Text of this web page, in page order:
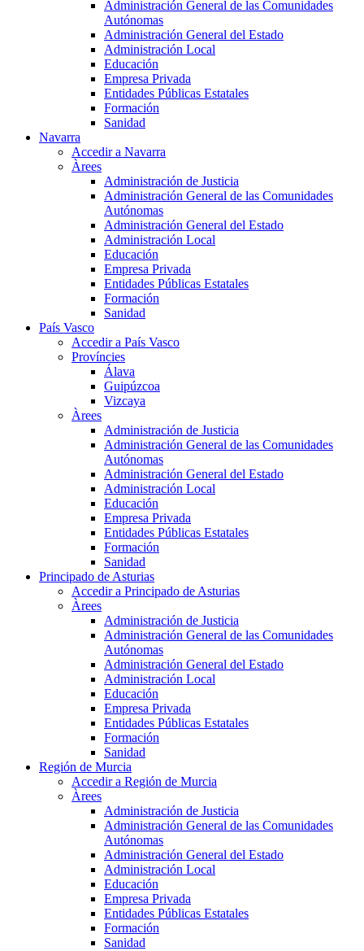
Administración General de las Comunidades
Autónomas
Administración General del Estado
Administración Local
Educación
Empresa Privada
Entidades Públicas Estatales
Formación
Sanidad
Navarra
Accedir a Navarra
Àrees
Administración de Justicia
Administración General de las Comunidades
Autónomas
Administración General del Estado
Administración Local
Educación
Empresa Privada
Entidades Públicas Estatales
Formación
Sanidad
País Vasco
Accedir a País Vasco
Províncies
Álava
Guipúzcoa
Vizcaya
Àrees
Administración de Justicia
Administración General de las Comunidades
Autónomas
Administración General del Estado
Administración Local
Educación
Empresa Privada
Entidades Públicas Estatales
Formación
Sanidad
Principado de Asturias
Accedir a Principado de Asturias
Àrees
Administración de Justicia
Administración General de las Comunidades
Autónomas
Administración General del Estado
Administración Local
Educación
Empresa Privada
Entidades Públicas Estatales
Formación
Sanidad
Región de Murcia
Accedir a Región de Murcia
Àrees
Administración de Justicia
Administración General de las Comunidades
Autónomas
Administración General del Estado
Administración Local
Educación
Empresa Privada
Entidades Públicas Estatales
Formación
Sanidad